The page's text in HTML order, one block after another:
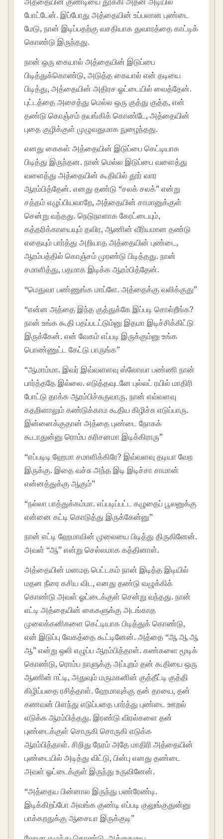
போட்டேன். இப்போது அத்தையின் உப்பலான புண்டை
மேடு, நான் இடிப்பதற்கு வசதியாக துவாரத்தை காட்டிக்
கொண்டு இருந்தது.
நான் ஒரு கையால் அத்தையின் இடுப்பை
பிடித்துக்கொண்டு, அடுத்த கையால் என் தடியை
பிடித்து, அத்தையின் அதிரச ஓட்டையில் வைத்தேன்.
புட்டத்தை அசைத்து மெல்ல ஒரு குத்து குத்த, என்
தண்டு கொஞ்சம் தயங்கிக் கொண்டே, அத்தையின்
புதை குழிக்குள் முழுவதுமாக நுழைந்தது.
எனது கைகள் அத்தையின் இடுப்பை கெட்டியாக
பிடித்து இருந்தன. நான் மெல்ல இடுப்பை வளைத்து
வளைத்து அத்தையின் கூதியில் தூர் வார
ஆரம்பித்தேன். எனது தண்டு “சலக் சலக்” என்று
சத்தம் எழுப்பியவாறே, அத்தையின் சாமானுக்குள்
சென்று வந்தது. நெடுநாளாக கேரட்டையும்,
கத்தரிக்காயையும் தவிர, ஆணின் வீரியமான தண்டு
எதையும் பார்த்து அறியாத அத்தையின் புண்டை,
ஆரம்பத்தில் கொஞ்சம் முரண்டு பிடித்தது. நான்
சமாளித்து, பதமாக இடிக்க ஆரம்பித்தேன்.
“மெதுவா பண்ணுங்க மாப்ளே. அத்தைக்கு வலிக்குது”
“என்ன அத்தை இந்த குத்துக்கே இப்படி சொல்றீங்க?
நான் உங்க கூதி பதப்படட்டும்னு இதமா இடிச்சிக்கிட்டு
இருக்கேன். என் வேகம் எப்படி இருக்கும்னு உங்க
பொண்ணுட்ட கேட்டு பாருங்க”
“ஆமாம்மா. இவர் இவ்வளளவு ஸ்லோவா பண்ணி நான்
பார்த்ததே இல்லை. எடுத்தவுடனே புல்லட் ரயில் மாதிரி
போட்டு தாக்க ஆரம்பிச்சுருவாரு. நான் எவ்வளவு
கதறினாலும் கண்டுக்காம கூதிய கிழிச்சு எடுப்பாரு.
இன்னைக்குதான் அத்தை புண்டை நோகக்
கூடாதுன்னு ரொம்ப கரிசனமா இடிக்கிராரு”
“எப்படிடி ஹேமா சமாளிக்கிரே? இவ்வளவு தடியா வேற
இருக்கு. இதை வச்சு அந்த இடி இடிச்சா சாமான்
என்னத்துக்கு ஆகும்”
“நல்லா பாத்துக்கம்மா. எப்படிப்பட்ட கழுதைப் பூலனுக்கு
என்னை கட்டி கொடுத்து இருக்கேன்னு”
நான் எட்டி ஹேமாவின் முலையை பிடித்து திருகினேன்.
அவள் “ஆ” என்று செல்லமாக கத்தினாள்.
அத்தையின் மனமத பெட்டகம் நான் இடித்த இடியில்
மதன நீரை கசிய விட, எனது தண்டு வழுக்கிக்
கொண்டு அவள் ஓட்டைக்குள் சென்று வந்தது. நான்
எட்டி அத்தையின் கைகளுக்கு அடங்காத
முலைக்கனிகளை கெட்டியாக பிடித்துக் கொண்டு,
என் இடுப்பு வேகத்தை கூட்டினேன். அத்தை “ஆ ஆ ஆ
ஆ” என்று ஒலி எழுப்ப ஆரம்பித்தாள். கண்களை மூடிக்
கொண்டு, ரொம்ப நாளுக்கு அப்புறம் தன் கூதியை ஒரு
ஆணின் ஈட்டி, அதுவும் மருமகனின் குத்தீட்டி குத்தி
கிழிப்பதை ரசித்தாள். ஹேமாவுக்கு தன் தாயை, தன்
கணவன் பிளந்து எடுப்பதை பார்த்து புண்டை ஊறல்
எடுக்க ஆரம்பித்தது. இரண்டு விரல்களை தன்
புண்டைக்குள் சொருகி சொருகி எடுக்க
ஆரம்பித்தாள். சிறிது நேரம் அதே மாதிரி அத்தையின்
புண்டையில் அடித்து விட்டு, பின்பு எனது தண்டை
அவள் ஓட்டைக்குள் இருந்து உருவினேன்.
“அத்தைய பின்னால இருந்து பண்ரேண்டி.
இடிக்கிறப்போ அவங்க குண்டி எப்படி குலுங்குதுன்னு
பாக்கறதுக்கு ஆசையா இருக்குடி”